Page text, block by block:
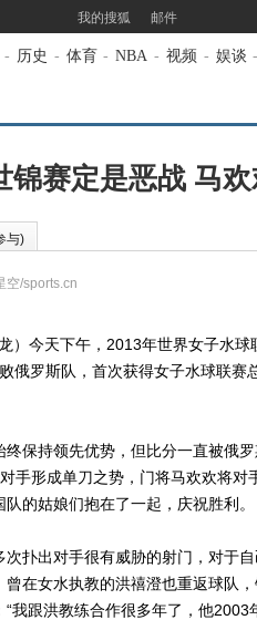
我的搜狐 邮件
- 历史 - 体育 - NBA - 视频 - 娱谈 -
锦赛定是恶战 马
与)
空/sports.cn
今天下午，2013年世界女子水球
俄罗斯队，首次获得女子水球联赛
持领先优势，但比分一直被俄罗
手形成单刀之势，门将马欢欢将对
的姑娘们抱在了一起，庆祝胜利。
出对手很有威胁的射门，对于自
在女水执教的洪禧澄也重返球队
我跟洪教练合作很多年了，他